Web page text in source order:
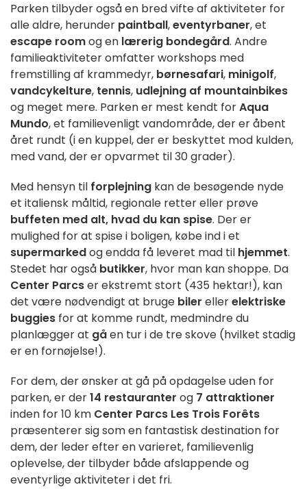
Parken tilbyder også en bred vifte af aktiviteter for
alle aldre, herunder paintball,eventyrbaner, et
escape roomog en lærerig bondegård. Andre
familieaktiviteter omfatter workshops med
fremstilling af krammedyr, børnesafari, minigolf,
vandcykelture, tennis, udlejning af mountainbikes
og meget mere. Parken er mest kendt forAqua
Mundo, et familievenligt vandområde, der er åbent
året rundt (i en kuppel, der er beskyttet mod kulden,
med vand, der er opvarmet til 30 grader).
Med hensyn til forplejning kan de besøgende nyde
et italiensk måltid, regionale retter eller prøve
buffeten med alt, hvad du kan spise. Der er
mulighed for at spise i boligen, købe ind i et
supermarkedog endda få leveret mad til hjemmet.
Stedet har også butikker, hvor man kan shoppe. Da
Center Parcser ekstremt stort (435 hektar!), kan
det være nødvendigt at bruge biler ellerelektriske
buggies for at komme rundt, medmindre du
planlægger at gåen tur i de tre skove (hvilket stadig
er en fornøjelse!).
For dem, der ønsker at gå på opdagelse uden for
parken, er der14 restauranter og 7 attraktioner
inden for 10 km Center Parcs Les Trois Forêts
præsenterer sig som en fantastisk destination for
dem, der leder efter en varieret, familievenlig
oplevelse, der tilbyder både afslappende og
eventyrlige aktiviteter i det fri.